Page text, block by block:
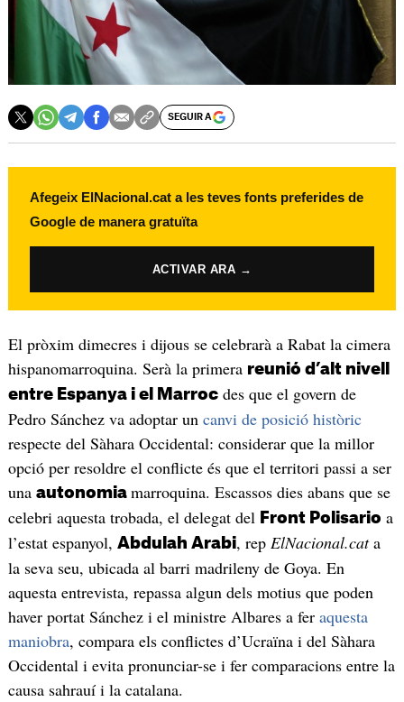
SEGUIR A
Afegeix ElNacional.cat a les teves fonts preferides de
Google de manera gratuïta
ACTIVAR ARA →
El pròxim dimecres i dijous se celebrarà a Rabat la cimera
hispanomarroquina. Serà la primera reunió d’alt nivell
entre Espanya i el Marrocdes que el govern de
Pedro Sánchez va adoptar un canvi de posició històric
respecte del Sàhara Occidental: considerar que la millor
opció per resoldre el conflicte és que el territori passi a ser
una autonomia marroquina. Escassos dies abans que se
celebri aquesta trobada, el delegat del Front Polisario a
l’estat espanyol, Abdulah Arabi, rep ElNacional.cata
la seva seu, ubicada al barri madrileny de Goya. En
aquesta entrevista, repassa algun dels motius que poden
haver portat Sánchez i el ministre Albares a fer aquesta
maniobra, compara els conflictes d’Ucraïna i del Sàhara
Occidental i evita pronunciar-se i fer comparacions entre la
causa sahrauí i la catalana.